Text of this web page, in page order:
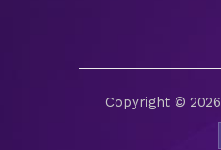
Copyright © 2026